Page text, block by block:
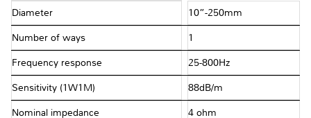
Diameter 10”-250mm
Number of ways 1
Frequency response 25-800Hz
Sensitivity (1W1M) 88dB/m
Nominal impedance 4 ohm